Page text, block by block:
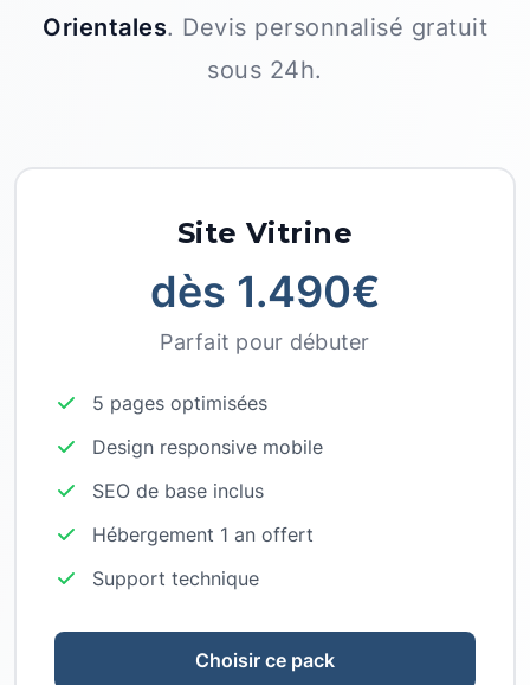
Orientales. Devis personnalisé gratuit
sous 24h.
Site Vitrine
dès 1.490€
Parfait pour débuter
5 pages optimisées
Design responsive mobile
SEO de base inclus
Hébergement 1 an offert
Support technique
Choisir ce pack